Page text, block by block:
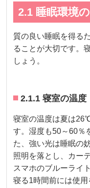
2.1 睡眠環境
質の良い睡眠を得る
ることが大切です。
しょう。
2.1.1 寝室の温度
寝室の温度は夏は
す。湿度も50～60％
た、強い光は睡眠の
照明を落とし、カー
スマホのブルーライ
寝る1時間前には使用